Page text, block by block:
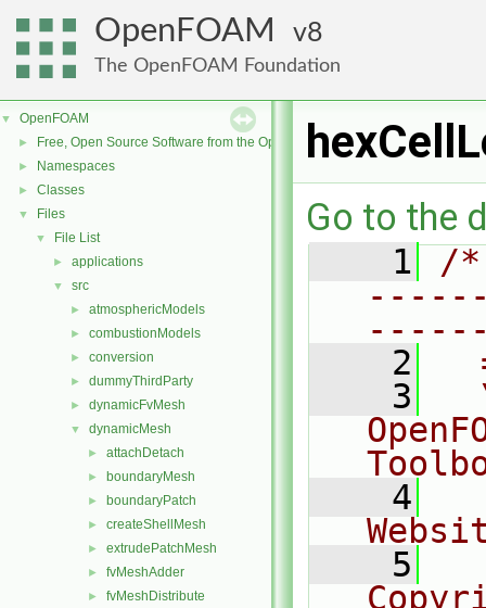
OpenFOAM 8
The OpenFOAM Foundation
▼ OpenFOAM
► Free, Open Source Software from the OpenFOAM Foundation
► Namespaces
► Classes
▼ Files
▼ File List
► applications
▼ src
► atmosphericModels
► combustionModels
► conversion
► dummyThirdParty
► dynamicFvMesh
▼ dynamicMesh
► attachDetach
► boundaryMesh
► boundaryPatch
► createShellMesh
► extrudePatchMesh
► fvMeshAdder
► fvMeshDistribute
Go to the
    1
/
    2
    3
    4
    5